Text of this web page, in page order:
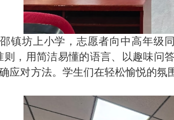
镇坊上小学，志愿者向中高年级
则，用简洁易懂的语言、以趣味问
应对方法。学生们在轻松愉悦的